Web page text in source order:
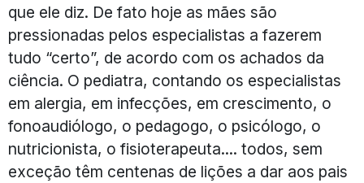
que ele diz. De fato hoje as mães são
pressionadas pelos especialistas a fazerem
tudo “certo”, de acordo com os achados da
ciência. O pediatra, contando os especialistas
em alergia, em infecções, em crescimento, o
fonoaudiólogo, o pedagogo, o psicólogo, o
nutricionista, o fisioterapeuta.... todos, sem
exceção têm centenas de lições a dar aos pais